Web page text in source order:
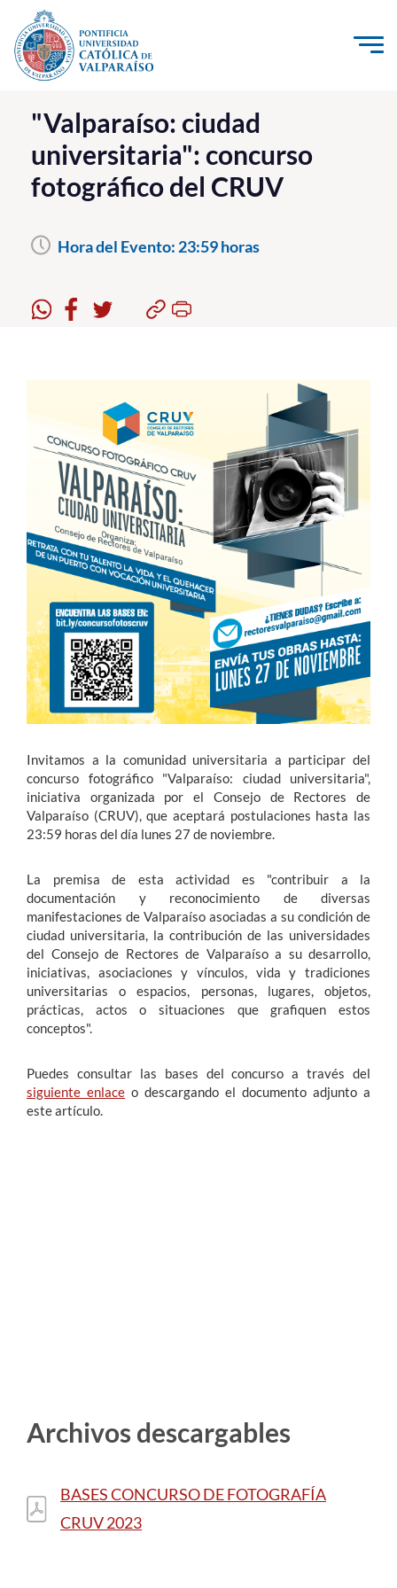
Click acá para ir directamente al contenido
La Universidad
Investigación, Creación e Innovación
PUCV Internacional
Pregrado
Estudiantes
Académicos
Funcionarios
Alumni
English
"Valparaíso: ciudad
universitaria": concurso
fotográfico del CRUV
Hora del Evento: 23:59 horas
Invitamos a la comunidad universitaria a participar del
concurso fotográfico "Valparaíso: ciudad universitaria",
iniciativa organizada por el Consejo de Rectores de
Valparaíso (CRUV), que aceptará postulaciones hasta las
23:59 horas del día lunes 27 de noviembre.
La premisa de esta actividad es "contribuir a la
documentación y reconocimiento de diversas
manifestaciones de Valparaíso asociadas a su condición de
ciudad universitaria, la contribución de las universidades
del Consejo de Rectores de Valparaíso a su desarrollo,
iniciativas, asociaciones y vínculos, vida y tradiciones
universitarias o espacios, personas, lugares, objetos,
prácticas, actos o situaciones que grafiquen estos
conceptos".
Puedes consultar las bases del concurso a través del
siguiente enlace o descargando el documento adjunto a
este artículo.
Archivos descargables
BASES CONCURSO DE FOTOGRAFÍA
CRUV 2023